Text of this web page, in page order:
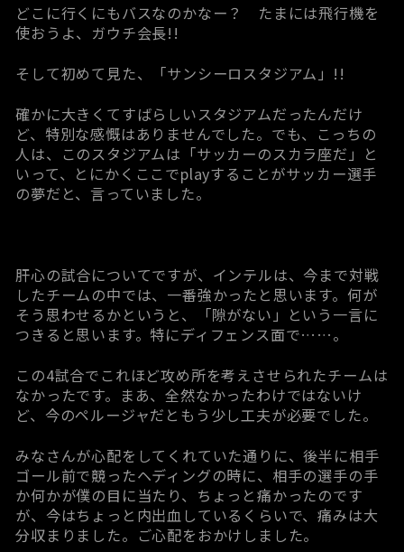
どこに行くにもバスなのかなー？ たまには飛行機を
使おうよ、ガウチ会長!!
そして初めて見た、「サンシーロスタジアム」!!
確かに大きくてすばらしいスタジアムだったんだけ
ど、特別な感慨はありませんでした。でも、こっちの
人は、このスタジアムは「サッカーのスカラ座だ」と
いって、とにかくここでplayすることがサッカー選手
の夢だと、言っていました。
肝心の試合についてですが、インテルは、今まで対戦
したチームの中では、一番強かったと思います。何が
そう思わせるかというと、「隙がない」という一言に
つきると思います。特にディフェンス面で……。
この4試合でこれほど攻め所を考えさせられたチームは
なかったです。まあ、全然なかったわけではないけ
ど、今のペルージャだともう少し工夫が必要でした。
みなさんが心配をしてくれていた通りに、後半に相手
ゴール前で競ったヘディングの時に、相手の選手の手
か何かが僕の目に当たり、ちょっと痛かったのです
が、今はちょっと内出血しているくらいで、痛みは大
分収まりました。ご心配をおかけしました。